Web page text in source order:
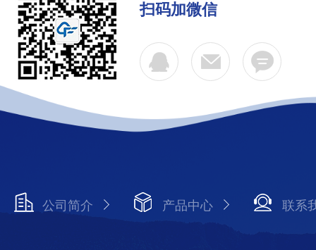
扫码加微信
公司简介 产品中心 联系